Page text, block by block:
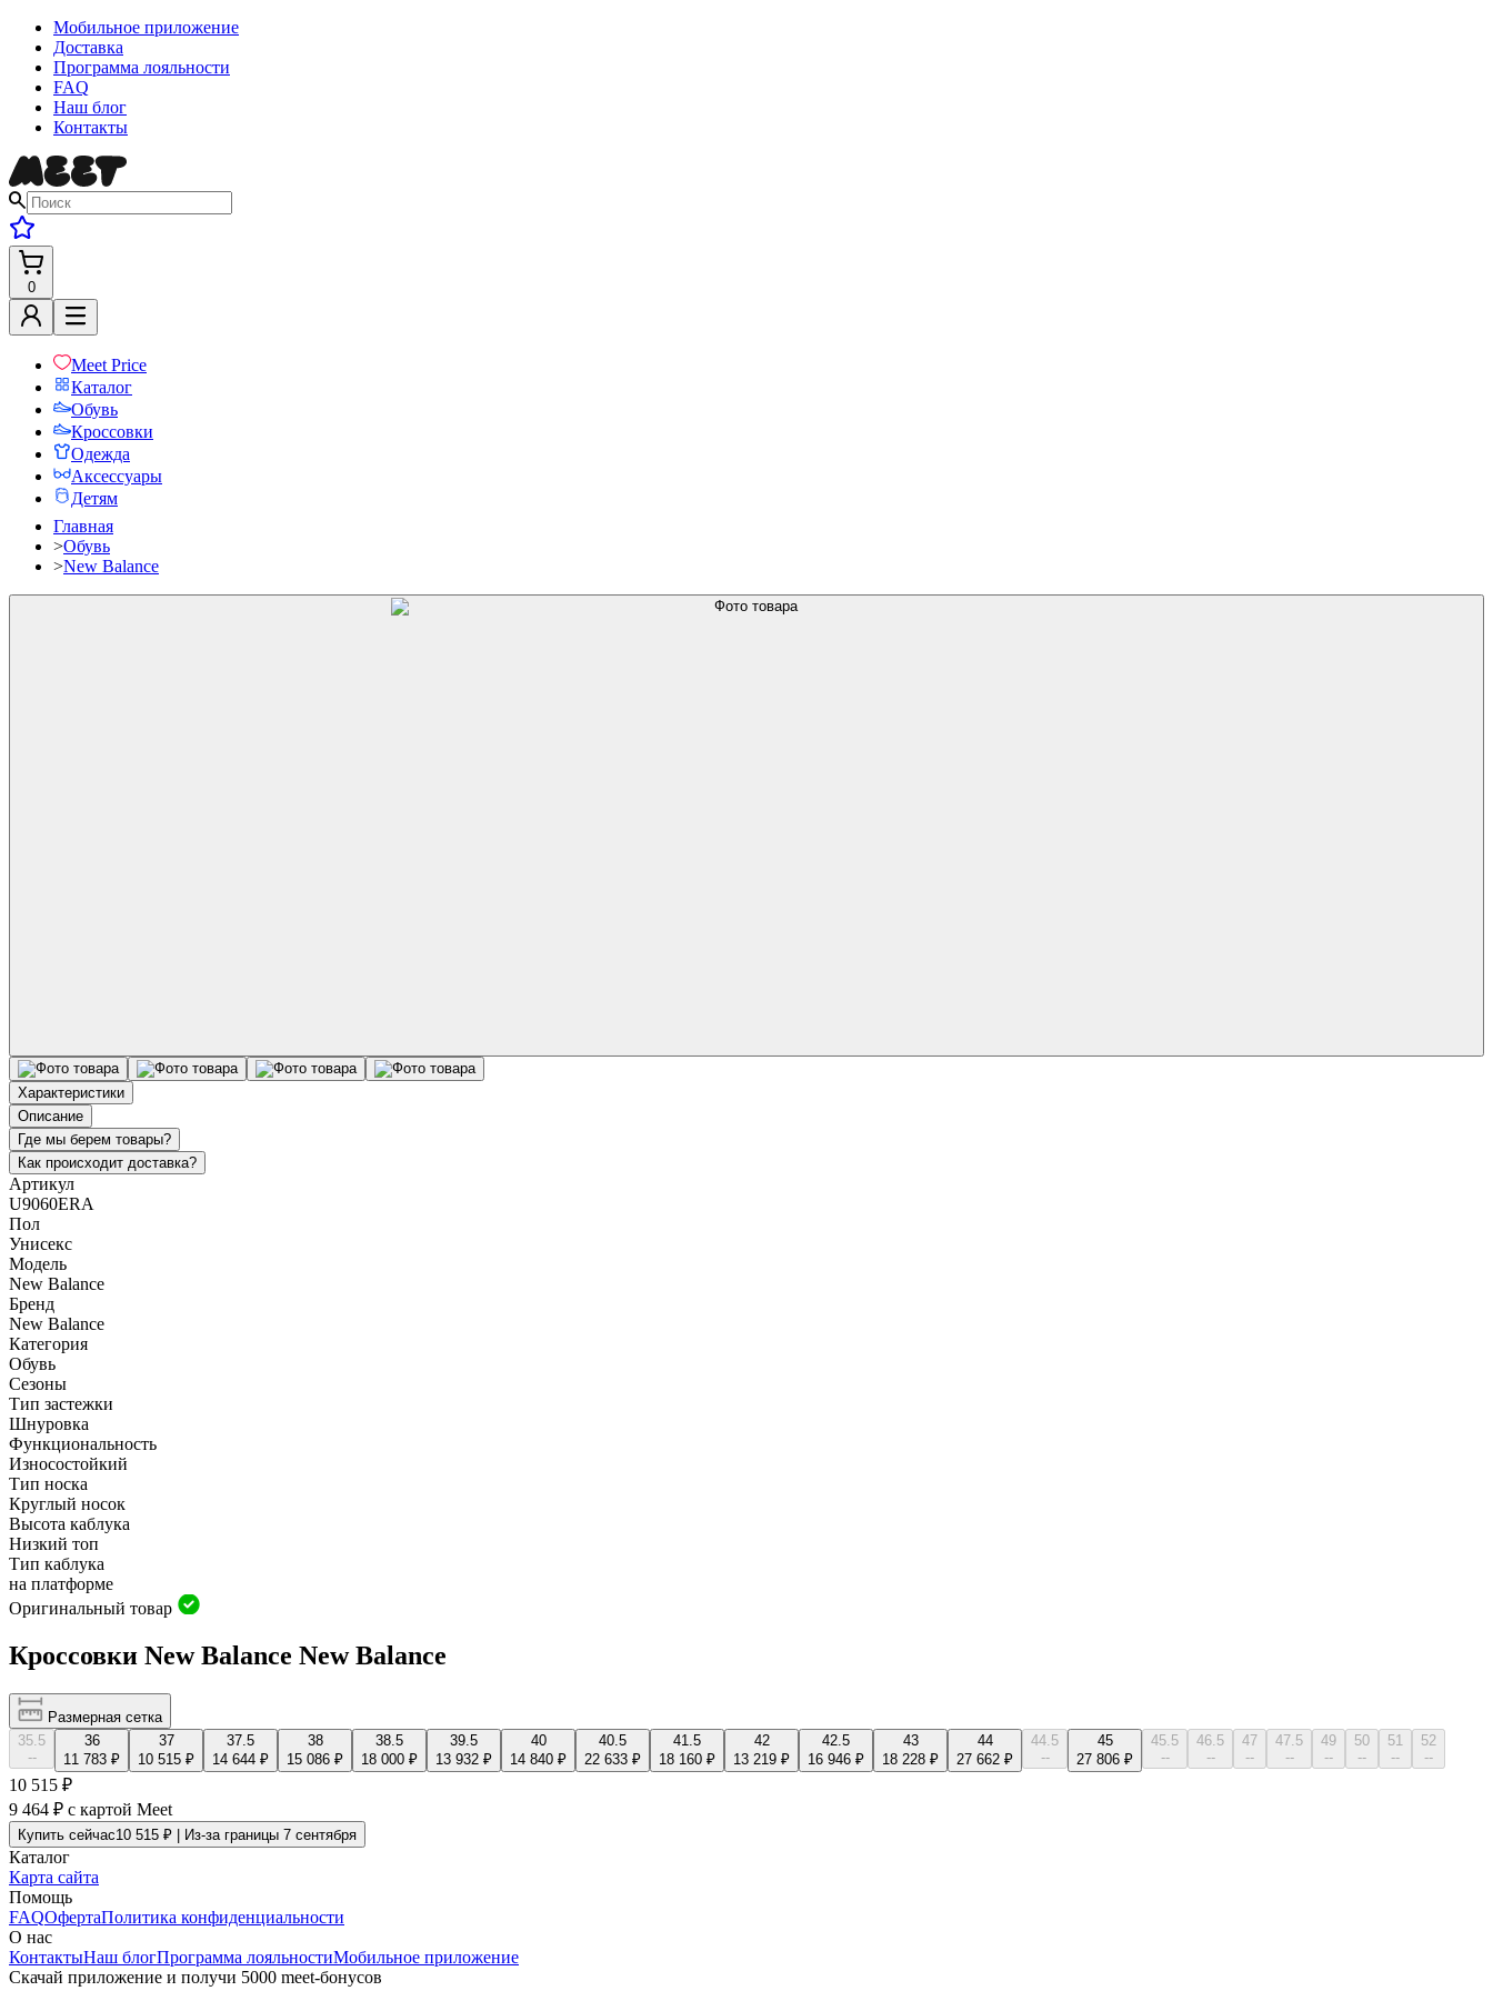
Мобильное приложение
Доставка
Программа лояльности
FAQ
Наш блог
Контакты
0
Meet Price
Каталог
Обувь
Кроссовки
Одежда
Аксессуары
Детям
Главная
>Обувь
>New Balance
Характеристики
Описание
Где мы берем товары?
Как происходит доставка?
Артикул
U9060ERA
Пол
Унисекс
Модель
New Balance
Бренд
New Balance
Категория
Обувь
Сезоны
Тип застежки
Шнуровка
Функциональность
Износостойкий
Тип носка
Круглый носок
Высота каблука
Низкий топ
Тип каблука
на платформе
Оригинальный товар
Кроссовки New Balance New Balance
Размерная сетка
35.5
--
36
11 783 ₽
37
10 515 ₽
37.5
14 644 ₽
38
15 086 ₽
38.5
18 000 ₽
39.5
13 932 ₽
40
14 840 ₽
40.5
22 633 ₽
41.5
18 160 ₽
42
13 219 ₽
42.5
16 946 ₽
43
18 228 ₽
44
27 662 ₽
44.5
--
45
27 806 ₽
45.5
--
46.5
--
47
--
47.5
--
49
--
50
--
51
--
52
--
10 515 ₽
9 464 ₽ с картой Meet
Купить сейчас10 515 ₽ | Из-за границы 7 сентября
Каталог
Карта сайта
Помощь
FAQОфертаПолитика конфиденциальности
О нас
КонтактыНаш блогПрограмма лояльностиМобильное приложение
Скачай приложение и получи 5000 meet-бонусов